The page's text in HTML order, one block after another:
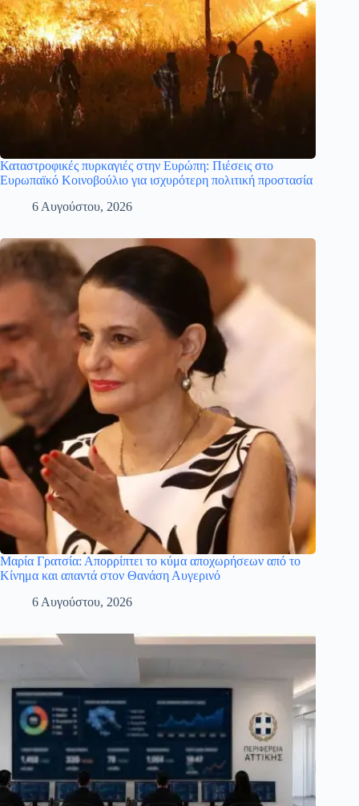
Καταστροφικές πυρκαγιές στην Ευρώπη: Πιέσεις στο
Ευρωπαϊκό Κοινοβούλιο για ισχυρότερη πολιτική προστασία
6 Αυγούστου, 2026
Μαρία Γρατσία: Απορρίπτει το κύμα αποχωρήσεων από το
Κίνημα και απαντά στον Θανάση Αυγερινό
6 Αυγούστου, 2026